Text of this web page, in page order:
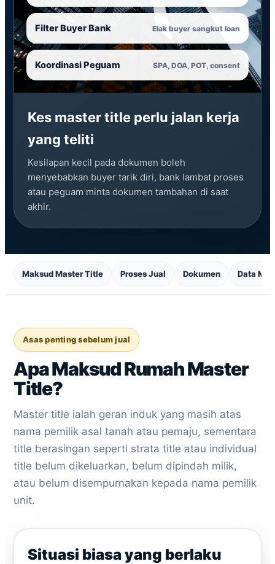
Filter Buyer Bank Elak buyer sangkut loan
Koordinasi Peguam SPA, DOA, POT, consent
Kes master title perlu jalan kerja
yang teliti
Kesilapan kecil pada dokumen boleh
menyebabkan buyer tarik diri, bank lambat proses
atau peguam minta dokumen tambahan di saat
akhir.
Maksud Master Title Proses Jual Dokumen Data
Asas penting sebelum jual
Apa Maksud Rumah Master
Title?
Master title ialah geran induk yang masih atas
nama pemilik asal tanah atau pemaju, sementara
title berasingan seperti strata title atau individual
title belum dikeluarkan, belum dipindah milik,
atau belum disempurnakan kepada nama pemilik
unit.
Situasi biasa yang berlaku